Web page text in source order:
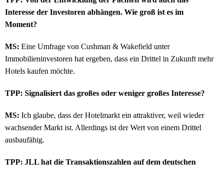
Interesse der Investoren abhängen. Wie groß ist es im
Moment?
MS: Eine Umfrage von Cushman & Wakefield unter
Immobilieninvestoren hat ergeben, dass ein Drittel in Zukunft mehr
Hotels kaufen möchte.
TPP: Signalisiert das großes oder weniger großes Interesse?
MS: Ich glaube, dass der Hotelmarkt ein attraktiver, weil wieder
wachsender Markt ist. Allerdings ist der Wert von einem Drittel
ausbaufähig.
TPP: JLL hat die Transaktionszahlen auf dem deutschen